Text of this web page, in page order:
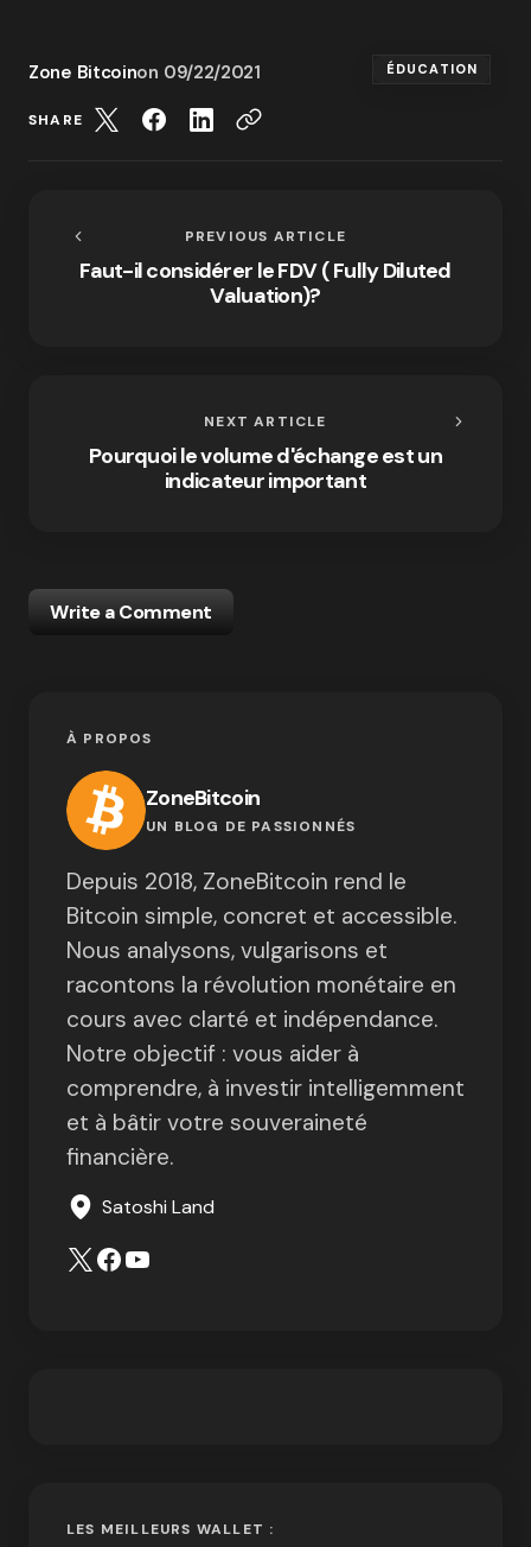
Zone Bitcoinon 09/22/2021 ÉDUCATION
SHARE
PREVIOUS ARTICLE
Faut-il considérer le FDV ( Fully Diluted
Valuation)?
NEXT ARTICLE
Pourquoi le volume d'échange est un
indicateur important
Write a Comment
À PROPOS
ZoneBitcoin
UN BLOG DE PASSIONNÉS
Depuis 2018, ZoneBitcoin rend le
Bitcoin simple, concret et accessible.
Nous analysons, vulgarisons et
racontons la révolution monétaire en
cours avec clarté et indépendance.
Notre objectif : vous aider à
comprendre, à investir intelligemment
et à bâtir votre souveraineté
financière.
Satoshi Land
LES MEILLEURS WALLET :